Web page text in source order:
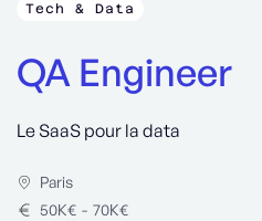
Tech & Data
QA Engineer
Le SaaS pour la data
Paris
50K€ - 70K€